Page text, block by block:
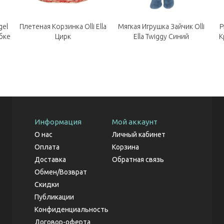
Плетеная Корзинка Olli Ella
Цирк
Мягкая Игрушка Зайчик Olli
Ella Twiggy Синий
Информация
О нас
Оплата
Доставка
Обмен/Возврат
Скидки
Публикации
Конфиденциальность
Договор-оферта
Мой аккаунт
Личный кабинет
Корзина
Обратная связь